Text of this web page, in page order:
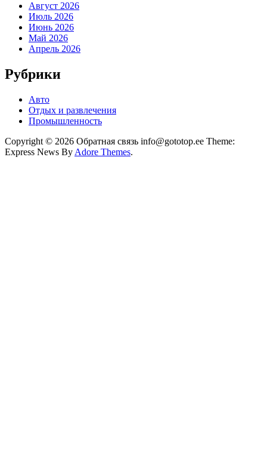
Август 2026
Июль 2026
Июнь 2026
Май 2026
Апрель 2026
Рубрики
Авто
Отдых и развлечения
Промышленность
Copyright © 2026 Обратная связь info@gototop.ee Theme:
Express News By Adore Themes.